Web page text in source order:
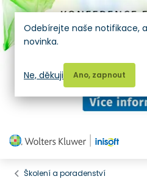
Školení a poradenství
Odebírejte naše notifikace,
novinka.
Ano, zapnout
Ne, děkuji